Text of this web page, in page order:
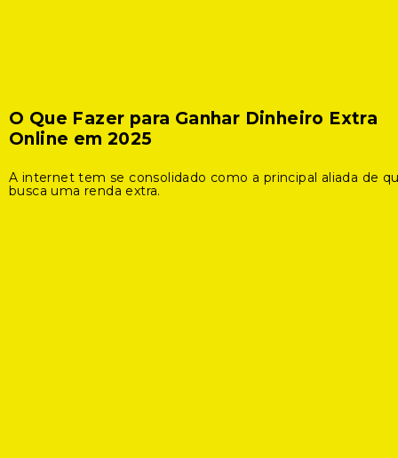
O Que Fazer para Ganhar Dinheiro Extra
Online em 2025
A internet tem se consolidado como a principal aliada de
busca uma renda extra.